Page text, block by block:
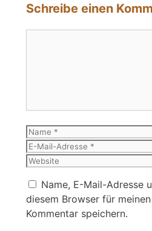
Schreibe einen
Name
Name, E-Mail-Adresse
diesem Browser für
Kommentar speichern.